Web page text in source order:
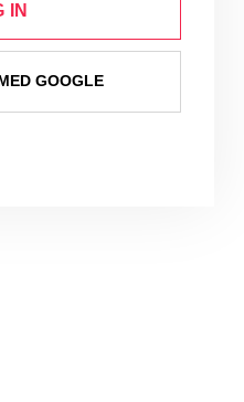
IN
GOOGLE